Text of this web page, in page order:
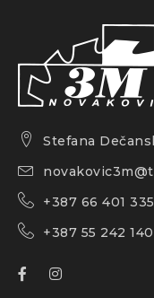
Stefana
+387 66 401 335
+387 55 242 140